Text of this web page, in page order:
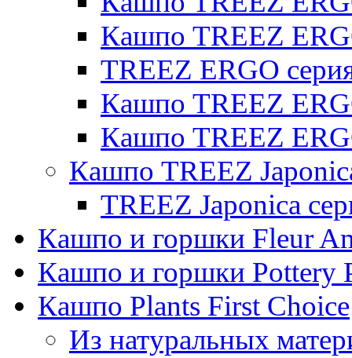
Кашпо TREEZ
TREEZ ERGO
Кашпо TREEZ
Кашпо TREEZ
Кашпо TREEZ
TREEZ Japonica
Кашпо и горшки Fleur
Кашпо и горшки Pottery
Кашпо Plants First Choice
Из натуральных